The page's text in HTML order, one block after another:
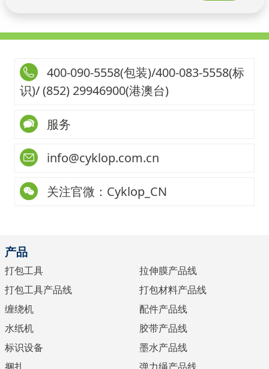
400-090-5558(包装)/400-083-5558(标
识)/ (852) 29946900(港澳台)
服务
info@cyklop.com.cn
关注官微：Cyklop_CN
产品
打包工具
打包工具产品线
缠绕机
水纸机
标识设备
拉伸膜产品线
打包材料产品线
配件产品线
胶带产品线
墨水产品线